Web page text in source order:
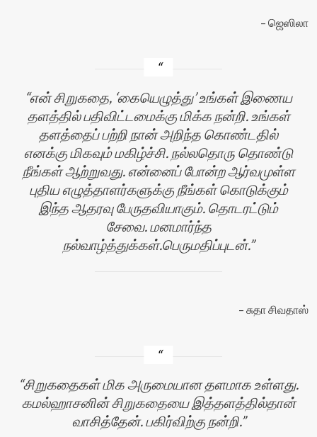
ஜெஸிலா
என் சிறுகதை, ‘கையெழுத்து’ உங்கள் இணைய
தளத்தில் பதிவிட்டமைக்கு மிக்க நன்றி. உங்கள்
தளத்தைப் பற்றி நான் அறிந்த கொண்டதில்
எனக்கு மிகவும் மகிழ்ச்சி. நல்லதொரு தொண்டு
நீங்கள் ஆற்றுவது. என்னைப் போன்ற ஆர்வமுள்ள
புதிய எழுத்தாளர்களுக்கு நீங்கள் கொடுக்கும்
இந்த ஆதரவு பேருதவியாகும். தொடரட்டும்
சேவை. மனமார்ந்த
நல்வாழ்த்துக்கள்.பெருமதிப்புடன்.
சுதா சிவதாஸ்
சிறுகதைகள் மிக அருமையான தளமாக உள்ளது.
கமல்ஹாசனின் சிறுகதையை இத்தளத்தில்தான்
வாசித்தேன். பகிர்விற்கு நன்றி.